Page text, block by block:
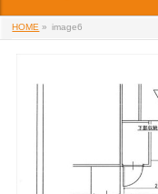
HOME » image6